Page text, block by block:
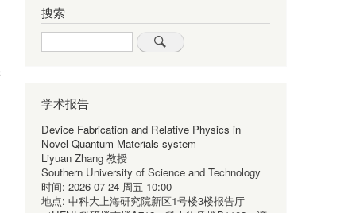
搜索
Search
学术报告
Device Fabrication and Relative Physics in
Novel Quantum Materials system
Liyuan Zhang 教授
Southern University of Science and Technology
时间: 2026-07-24 周五 10:00
地点: 中科大上海研究院新区1号楼3楼报告厅